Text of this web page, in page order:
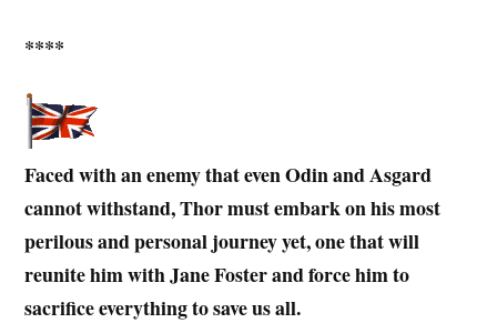
****
Faced with an enemy that even Odin and Asgard
cannot withstand, Thor must embark on his most
perilous and personal journey yet, one that will
reunite him with Jane Foster and force him to
sacrifice everything to save us all.